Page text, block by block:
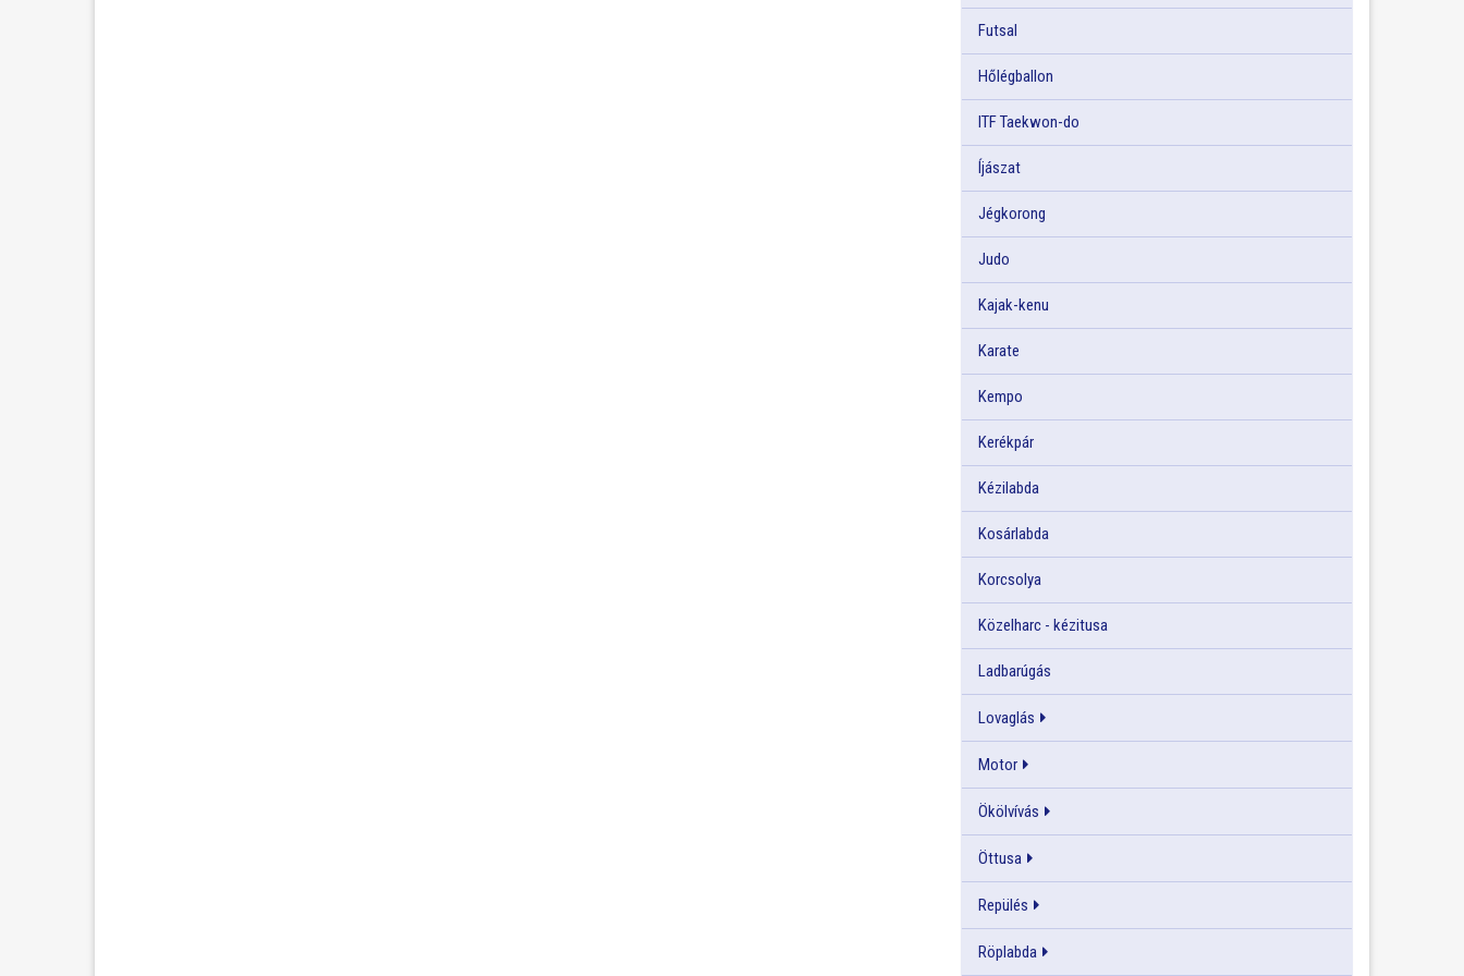
Futsal
Hőlégballon
ITF Taekwon-do
Íjászat
Jégkorong
Judo
Kajak-kenu
Karate
Kempo
Kerékpár
Kézilabda
Kosárlabda
Korcsolya
Közelharc - kézitusa
Ladbarúgás
Lovaglás
Motor
Ökölvívás
Öttusa
Repülés
Röplabda